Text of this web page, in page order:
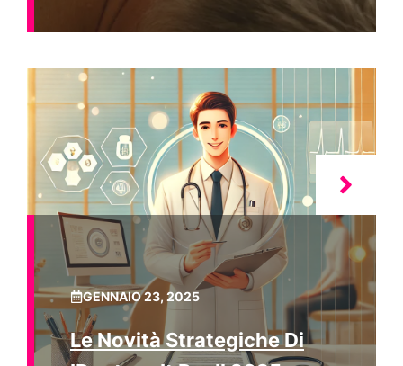
GENNAIO 23, 2025
Le Novità Strategiche Di